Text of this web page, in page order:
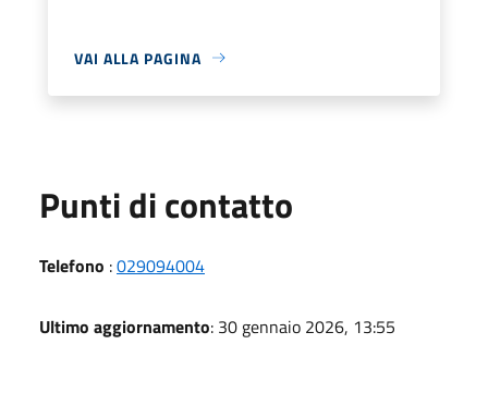
VAI ALLA PAGINA
Punti di contatto
Telefono :029094004
Ultimo aggiornamento: 30 gennaio 2026, 13:55